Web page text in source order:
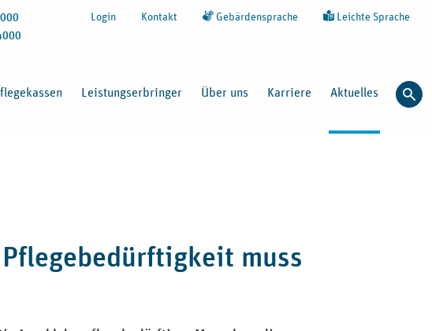
Login Kontakt Gebärdensprache Leichte Sprache
Leistungserbringer Über uns Karriere Aktuelles
muss